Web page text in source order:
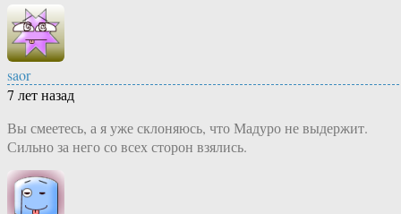
saor
7 лет назад
Вы смеетесь, а я уже склоняюсь, что Мадуро не выдержит.
Сильно за него со всех сторон взялись.